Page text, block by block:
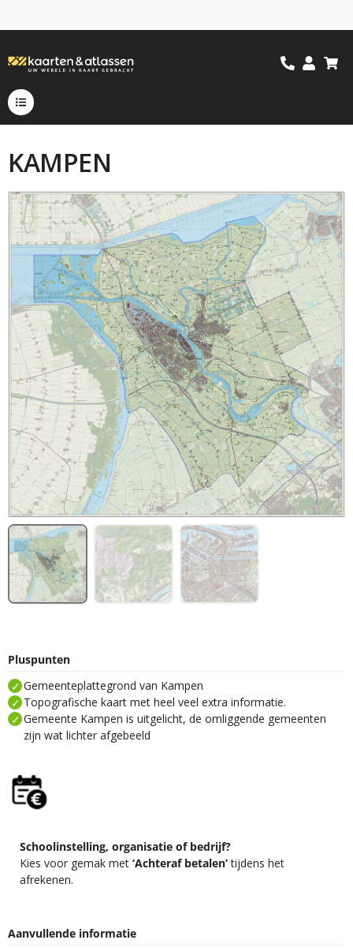
KAMPEN
Pluspunten
Gemeenteplattegrond van Kampen
Topografische kaart met heel veel extra informatie.
Gemeente Kampen is uitgelicht, de omliggende gemeenten
zijn wat lichter afgebeeld
Schoolinstelling, organisatie of bedrijf?
Kies voor gemak met ‘Achteraf betalen’tijdens het
afrekenen.
Aanvullende informatie